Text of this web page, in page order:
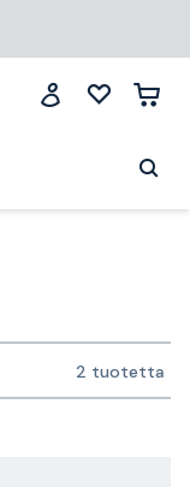
2 tuotetta